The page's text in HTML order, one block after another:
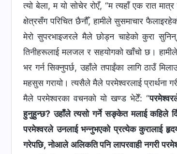
त्यो बेला, म यो सोचेर रोएँ, “म त्यहाँ एक रात
क्षेत्रसँग परिचित छैनौँ, हामीले सुसमाचार
मेरो सुपरभाइजरले मैले छोड्न चाहेको कुरा
तिनीहरूलाई मलजल र सहयोगको खाँचो छ।
भर गर्न सिक्नुपर्छ, उहाँले तपाईंका लागि ठाउँ
महसुस गरायो। त्यसैले मैले परमेश्‍वरलाई प्रार्थना
मैले परमेश्‍वरका वचनको यो खण्ड भेटेँ: “
हुनुहुन्छ? उहाँले त्यसो गर्ने सङ्केत मलाई कहिले
परमेश्‍वरले उनलाई भन्‍नुभएको प्रत्येक कुरालाई
गरेपछि, नोआले अलिकति पनि लापरवाही नगरी